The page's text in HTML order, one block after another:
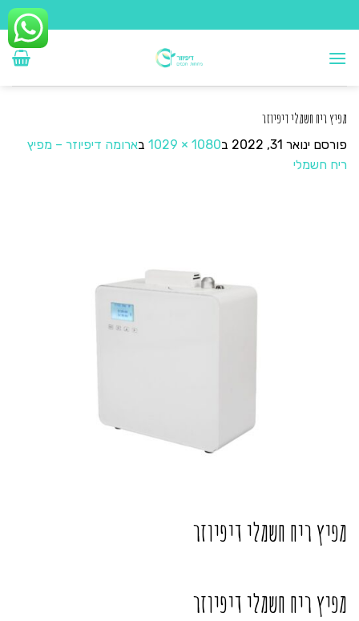
to
content
מפיץ ריח חשמלי דיפיוזר
פורסם ינואר 31, 2022 ב1080 × 1029 בארומה דיפיוזר – מפיץ
ריח חשמלי
מפיץ ריח חשמלי דיפיוזר
מפיץ ריח חשמלי דיפיוזר